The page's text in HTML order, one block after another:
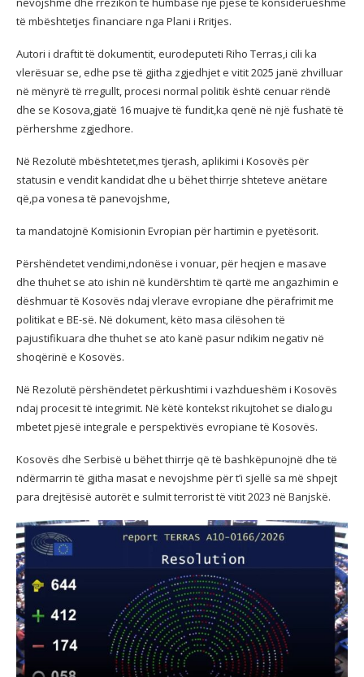
të mbështetjes financiare nga Plani i Rritjes.
Autori i draftit të dokumentit, eurodeputeti Riho Terras,i cili ka
vlerësuar se, edhe pse të gjitha zgjedhjet e vitit 2025 janë zhvilluar
në mënyrë të rregullt, procesi normal politik është cenuar rëndë
dhe se Kosova,gjatë 16 muajve të fundit,ka qenë në një fushatë të
përhershme zgjedhore.
Në Rezolutë mbështetet,mes tjerash, aplikimi i Kosovës për
statusin e vendit kandidat dhe u bëhet thirrje shteteve anëtare
që,pa vonesa të panevojshme,
ta mandatojnë Komisionin Evropian për hartimin e pyetësorit.
Përshëndetet vendimi,ndonëse i vonuar, për heqjen e masave
dhe thuhet se ato ishin në kundërshtim të qartë me angazhimin e
dëshmuar të Kosovës ndaj vlerave evropiane dhe përafrimit me
politikat e BE-së. Në dokument, këto masa cilësohen të
pajustifikuara dhe thuhet se ato kanë pasur ndikim negativ në
shoqërinë e Kosovës.
Në Rezolutë përshëndetet përkushtimi i vazhdueshëm i Kosovës
ndaj procesit të integrimit. Në këtë kontekst rikujtohet se dialogu
mbetet pjesë integrale e perspektivës evropiane të Kosovës.
Kosovës dhe Serbisë u bëhet thirrje që të bashkëpunojnë dhe të
ndërmarrin të gjitha masat e nevojshme për t’i sjellë sa më shpejt
para drejtësisë autorët e sulmit terrorist të vitit 2023 në Banjskë.